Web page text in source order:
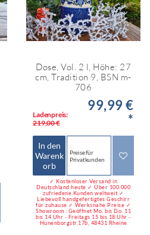
Dose, Vol. 2 l, Höhe: 27
cm, Tradition 9, BSN m-
706
Ladenpreis:
219,00 €
99,99 €
*
In den
Warenk
orb
Preise für
Privatkunden
✓ Kostenloser Versand in
Deutschland heute ✓ Über 100.000
zufriedene Kunden weltweit ✓
Liebevoll handgefertigtes Geschirr
für zuhause ✓ Werksnahe Preise ✓
Showroom : Geöffnet Mo. bis Do. 11
bis 14 Uhr - Freitags 15 bis 18 Uhr -
Hünenborgstr.17b, 48431 Rheine